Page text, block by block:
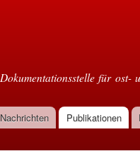
Dokumentationsstelle für ost-
Nachrichten Publikationen